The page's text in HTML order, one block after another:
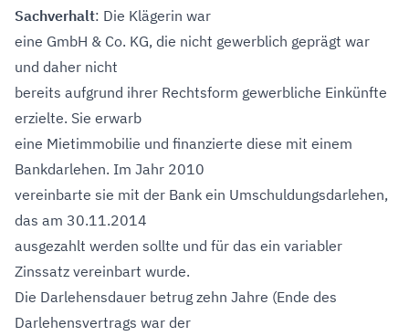
Sachverhalt: Die Klägerin war
eine GmbH & Co. KG, die nicht gewerblich geprägt war
und daher nicht
bereits aufgrund ihrer Rechtsform gewerbliche Einkünfte
erzielte. Sie erwarb
eine Mietimmobilie und finanzierte diese mit einem
Bankdarlehen. Im Jahr 2010
vereinbarte sie mit der Bank ein Umschuldungsdarlehen,
das am 30.11.2014
ausgezahlt werden sollte und für das ein variabler
Zinssatz vereinbart wurde.
Die Darlehensdauer betrug zehn Jahre (Ende des
Darlehensvertrags war der